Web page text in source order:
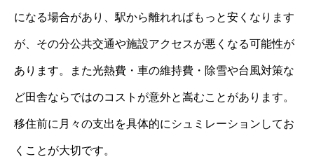
になる場合があり、駅から離れればもっと安くなります
が、その分公共交通や施設アクセスが悪くなる可能性が
あります。また光熱費・車の維持費・除雪や台風対策な
ど田舎ならではのコストが意外と嵩むことがあります。
移住前に月々の支出を具体的にシュミレーションしてお
くことが大切です。